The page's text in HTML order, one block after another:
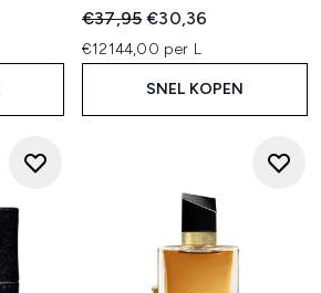
Recommended Retail Price:
€37,95Huidige prijs:
€30,36
€12144,00 per L
SNEL KOPEN